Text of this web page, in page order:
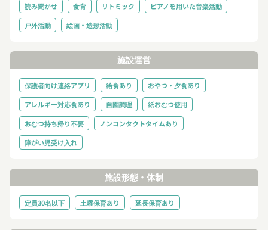
読み聞かせ 食育 リトミック
ピアノを用いた音楽活動
戸外活動
絵画・造形活動
施設運営
保護者向け連絡アプリ 給食あり
おやつ・夕食あり
アレルギー対応食あり
自園調理
紙おむつ使用
おむつ持ち帰り不要
ノンコンタクトタイムあり
障がい児受け入れ
施設形態・体制
定員30名以下 土曜保育あり 延長保育あり